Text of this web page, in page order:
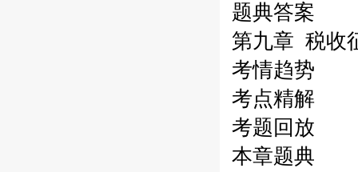
题典答案
第九章 税收
考情趋势
考点精解
考题回放
本章题典